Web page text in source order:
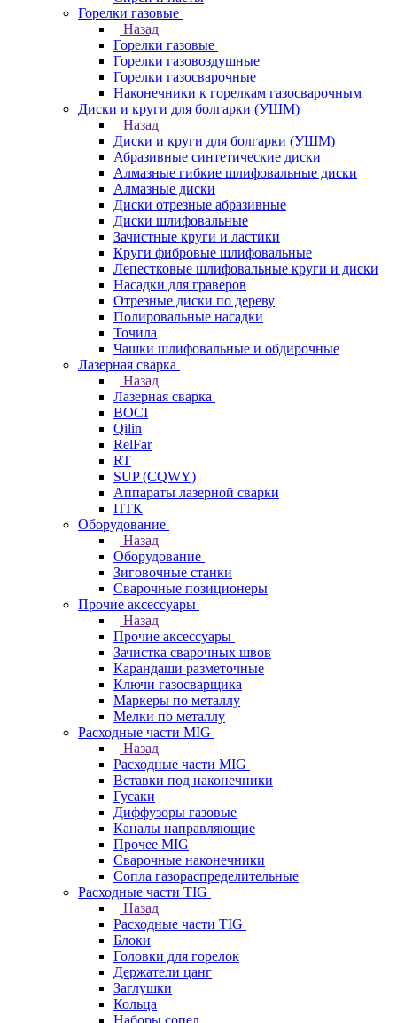
Горелки газовые
Назад
Горелки газовые
Горелки газовоздушные
Горелки газосварочные
Наконечники к горелкам газосварочным
Диски и круги для болгарки (УШМ)
Назад
Диски и круги для болгарки (УШМ)
Абразивные синтетические диски
Алмазные гибкие шлифовальные диски
Алмазные диски
Диски отрезные абразивные
Диски шлифовальные
Зачистные круги и ластики
Круги фибровые шлифовальные
Лепестковые шлифовальные круги и диски
Насадки для граверов
Отрезные диски по дереву
Полировальные насадки
Точила
Чашки шлифовальные и обдирочные
Лазерная сварка
Назад
Лазерная сварка
BOCI
Qilin
RelFar
RT
SUP (CQWY)
Аппараты лазерной сварки
ПТК
Оборудование
Назад
Оборудование
Зиговочные станки
Сварочные позиционеры
Прочие аксессуары
Назад
Прочие аксессуары
Зачистка сварочных швов
Карандаши разметочные
Ключи газосварщика
Маркеры по металлу
Мелки по металлу
Расходные части MIG
Назад
Расходные части MIG
Вставки под наконечники
Гусаки
Диффузоры газовые
Каналы направляющие
Прочее MIG
Сварочные наконечники
Сопла газораспределительные
Расходные части TIG
Назад
Расходные части TIG
Блоки
Головки для горелок
Держатели цанг
Заглушки
Кольца
Наборы сопел